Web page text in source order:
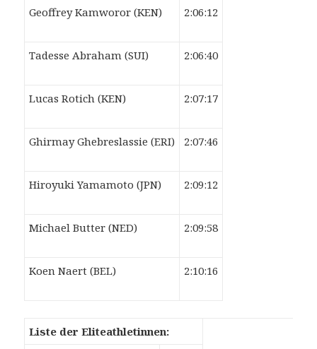
Geoffrey Kamworor (KEN) 2:06:12
Tadesse Abraham (SUI) 2:06:40
Lucas Rotich (KEN) 2:07:17
Ghirmay Ghebreslassie (ERI) 2:07:46
Hiroyuki Yamamoto (JPN) 2:09:12
Michael Butter (NED) 2:09:58
Koen Naert (BEL) 2:10:16
Liste der Eliteathletinnen: